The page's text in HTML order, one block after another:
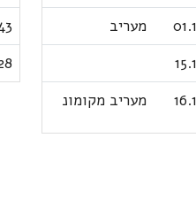
מעריב
מעריב מקומונ